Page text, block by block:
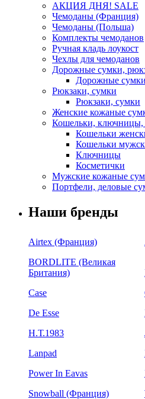
АКЦИЯ ДНЯ! SALE
Чемоданы (Франция)
Чемоданы (Польша)
Комплекты чемоданов
Ручная кладь лоукост
Чехлы для чемоданов
Дорожные сумки,
Дорожные сумки
Рюкзаки, сумки
Рюкзаки, сумки
Женские кожаные
Кошельки, ключницы,
Кошельки
Кошельки
Ключницы
Косметички
Мужские кожаные
Портфели, деловые
Наши бренды
Airtex (Франция)
BORDLITE (Великая
Британия)
Case
De Esse
H.Т.1983
Lanpad
Power In Eavas
Snowball (Франция)